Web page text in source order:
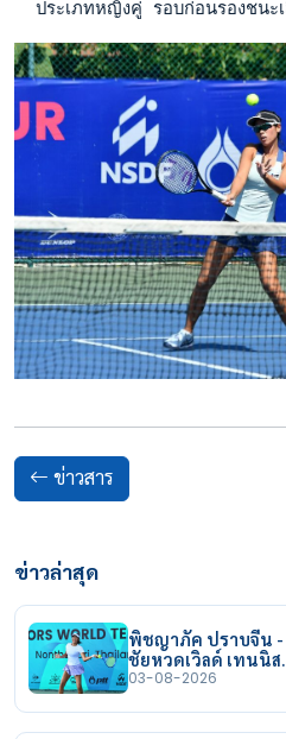
ประเภทหญิงคู่ รอบก่อนรองชนะ
ข่าวสาร
ข่าวล่าสุด
พิชญาภัค ปราบจีน -
ชัยหวดเวิลด์ เทนนิส…
03-08-2026